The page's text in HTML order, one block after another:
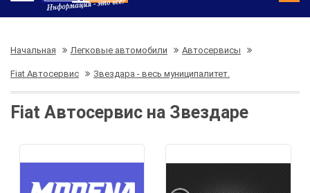
Начальная Легковые автомобили Автосервисы
Fiat Автосервис Звездара - весь муниципалитет.
Fiat Автосервис на Звездаре